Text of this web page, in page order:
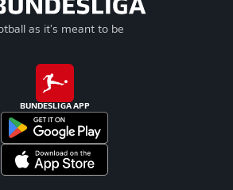
as it's meant to be
BUNDESLIGA APP